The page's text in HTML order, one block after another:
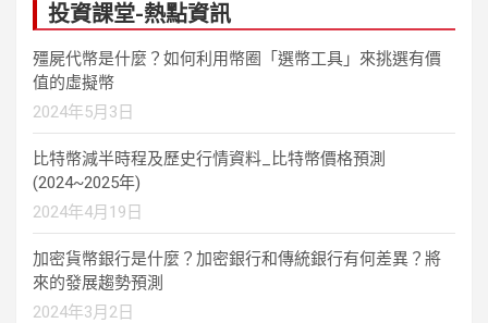
投資課堂-熱點資訊
殭屍代幣是什麼？如何利用幣圈「選幣工具」來挑選有價
值的虛擬幣
2024年5月3日
比特幣減半時程及歷史行情資料_比特幣價格預測
(2024~2025年)
2024年4月19日
加密貨幣銀行是什麼？加密銀行和傳統銀行有何差異？將
來的發展趨勢預測
2024年3月2日